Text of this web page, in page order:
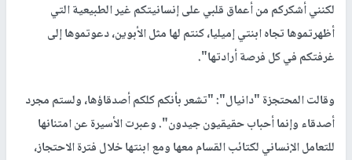
لكنني أشكركم من أعماق قلبي على إنسانيتكم غير الطبيعية التي
أظهرتموها تجاه ابنتي إميليا، كنتم لها مثل الأبوين، دعوتموها إلى
غرفتكم في كل فرصة أرادتها".
وقالت المحتجزة "دانيال": "تشعر بأنكم كلكم أصدقاؤها، ولستم مجرد
أصدقاء وإنما أحباب حقيقيون جيدون". وعبرت الأسيرة عن امتنانها
للتعامل الإنساني لكتائب القسام معها ومع ابنتها خلال فترة الاحتجاز،